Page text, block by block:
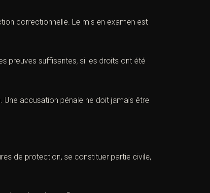
correctionnelle. Le mis en examen est
preuves suffisantes, si les droits ont été
Une accusation pénale ne doit jamais être
de protection, se constituer partie civile,